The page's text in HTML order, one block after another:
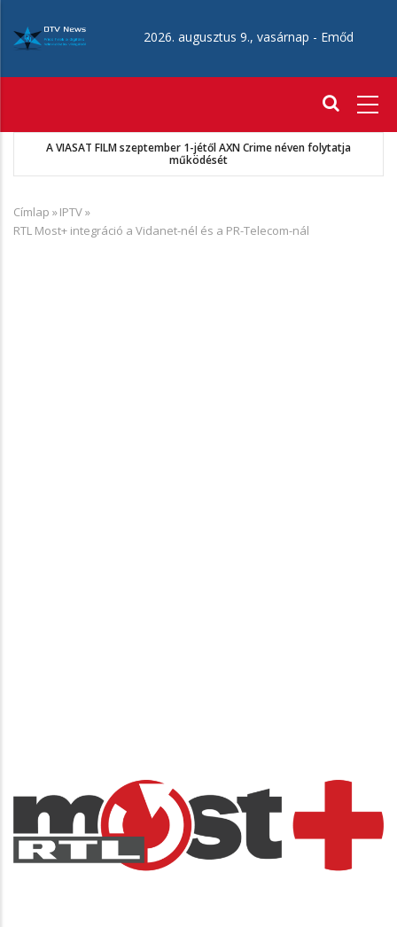
tartalomra
2026. augusztus 9., vasárnap - Emőd
A VIASAT FILM szeptember 1-jétől AXN Crime néven folytatja
működését
Morzsa
Címlap »IPTV»
RTL Most+ integráció a Vidanet-nél és a PR-Telecom-nál